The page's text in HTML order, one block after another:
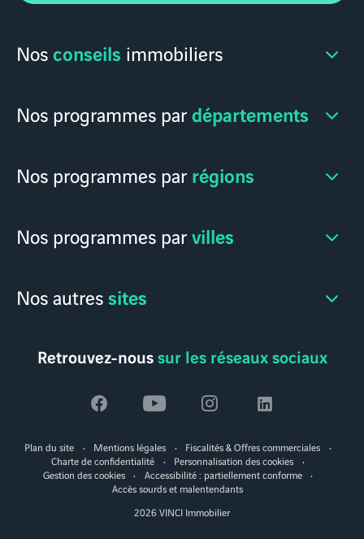
Nosconseils immobiliers
Nos programmes pardépartements
Nos programmes par régions
Nos programmes parvilles
Nos autressites
Retrouvez-noussur les réseaux sociaux
Voir
la
page
facebook
Voir
la
page
youtube
Voir
la
page
instagram
Voir
page
linkedin
Plan du site Mentions légales
Fiscalités & Offres commerciales
Charte de confidentialité
Personnalisation des cookies
Gestion des cookies
Accessibilité : partiellement conforme
Accès sourds et malentendants
2026 VINCI Immobilier